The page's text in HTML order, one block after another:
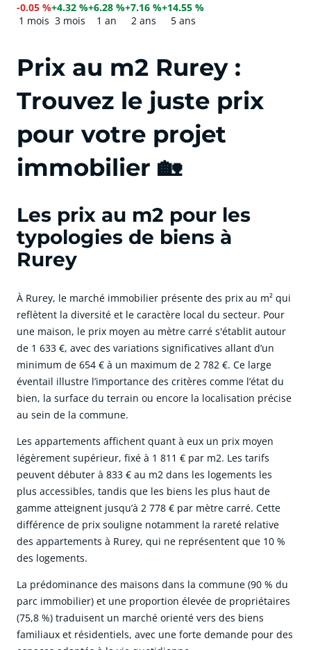
-0.05 %
1 mois
+4.32 %
3 mois
+6.28 %
1 an
+7.16 %
2 ans
+14.55 %
5 ans
Prix au m2 Rurey :
Trouvez le juste prix
pour votre projet
immobilier 🏡
Les prix au m2 pour les
typologies de biens à
Rurey
À Rurey, le marché immobilier présente des prix au m² qui
reflètent la diversité et le caractère local du secteur. Pour
une maison, le prix moyen au mètre carré s'établit autour
de 1 633 €, avec des variations significatives allant d’un
minimum de 654 € à un maximum de 2 782 €. Ce large
éventail illustre l’importance des critères comme l’état du
bien, la surface du terrain ou encore la localisation précise
au sein de la commune.
Les appartements affichent quant à eux un prix moyen
légèrement supérieur, fixé à 1 811 € par m2. Les tarifs
peuvent débuter à 833 € au m2 dans les logements les
plus accessibles, tandis que les biens les plus haut de
gamme atteignent jusqu’à 2 778 € par mètre carré. Cette
différence de prix souligne notamment la rareté relative
des appartements à Rurey, qui ne représentent que 10 %
des logements.
La prédominance des maisons dans la commune (90 % du
parc immobilier) et une proportion élevée de propriétaires
(75,8 %) traduisent un marché orienté vers des biens
familiaux et résidentiels, avec une forte demande pour des